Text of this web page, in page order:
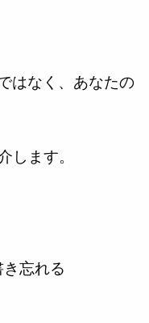
はなく、あなたの
します。
忘れる